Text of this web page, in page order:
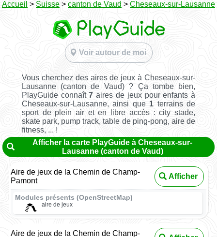
Accueil > Suisse > canton de Vaud > Cheseaux-sur-Lausanne
Voir autour de moi
Vous cherchez des aires de jeux à Cheseaux-sur-
Lausanne (canton de Vaud) ? Ça tombe bien,
PlayGuide connaît7 aires de jeux pour enfants à
Cheseaux-sur-Lausanne, ainsi que 1 terrains de
sport de plein air et en libre accès : city stade,
skate park, pump track, table de ping-pong, aire de
fitness, ... !
Afficher la carte PlayGuide à Cheseaux-sur-
Lausanne (canton de Vaud)
Aire de jeux de la Chemin de Champ-
Pamont
Afficher
Modules présents (OpenStreetMap)
aire de jeux
Aire de jeux de la Chemin de Champ-